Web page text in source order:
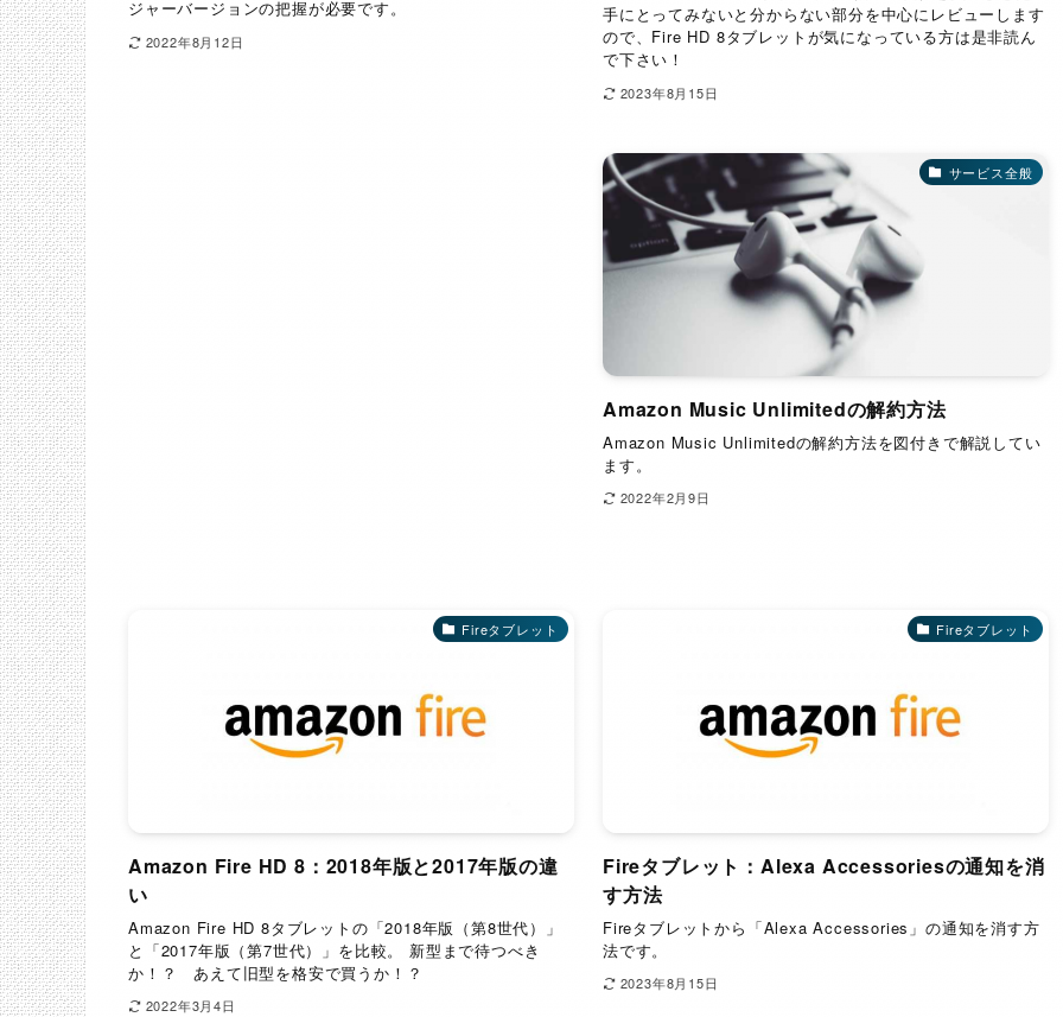
ジャーバージョンの把握が必要です。
2022年8月12日
手にとってみないと分からない部分を中心にレビューします
ので、Fire HD 8タブレットが気になっている方は是非読ん
で下さい！
2023年8月15日
サービス全般
Amazon Music Unlimitedの解約方法
Amazon Music Unlimitedの解約方法を図付きで解説してい
ます。
2022年2月9日
Fireタブレット
Amazon Fire HD 8：2018年版と2017年版の違
い
Amazon Fire HD 8タブレットの「2018年版（第8世代）」
と「2017年版（第7世代）」を比較。 新型まで待つべき
か！？ あえて旧型を格安で買うか！？
2022年3月4日
Fireタブレット
Fireタブレット：Alexa Accessoriesの通知を消
す方法
Fireタブレットから「Alexa Accessories」の通知を消す方
法です。
2023年8月15日